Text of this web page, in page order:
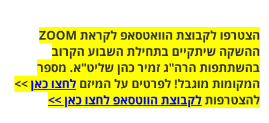
הצטרפו לקבוצת הוואטסאפ לקראת ZOOM
ההשקה שיתקיים בתחילת השבוע הקרוב
בהשתתפות הרה"ג זמיר כהן שליט"א. מספר
המקומות מוגבל! לפרטים על המיזם לחצו כאן>>
להצטרפותלקבוצת הווטסאפ לחצו כאן >>